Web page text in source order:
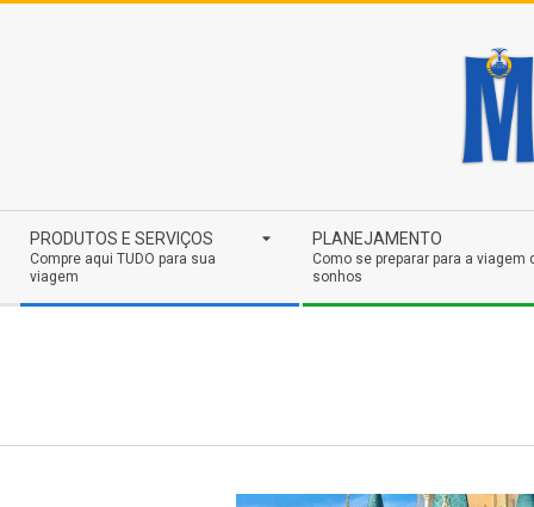
Navigation
Menu
PRODUTOS E SERVIÇOS
Compre aqui TUDO para sua
viagem
PLANEJAMENTO
Como se preparar para a viagem
sonhos